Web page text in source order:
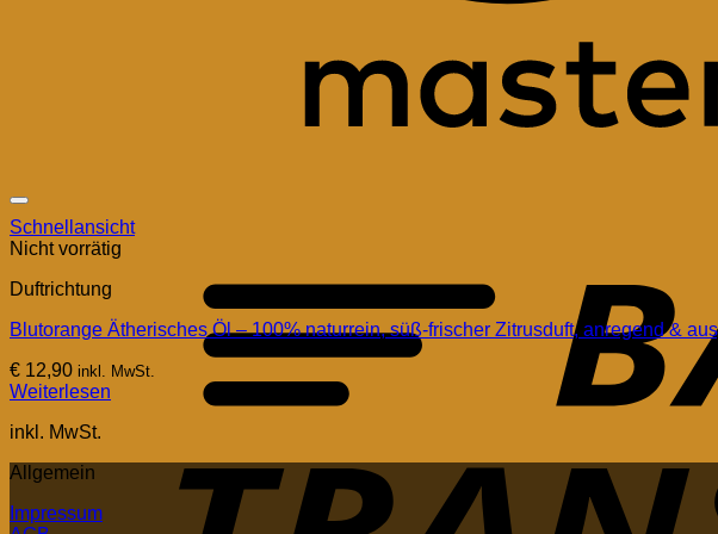
Schnellansicht
Nicht vorrätig
Duftrichtung
Blutorange Ätherisches Öl – 100% naturrein, süß-frischer Zitrusduft, anregend &
€ 12,90 inkl. MwSt.
Weiterlesen
inkl. MwSt.
Allgemein
Impressum